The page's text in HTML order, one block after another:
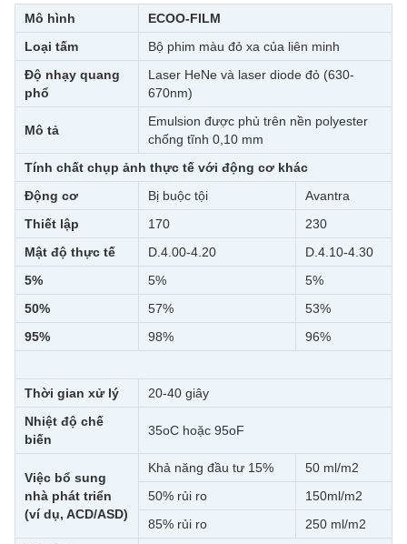
Mô hình
ECOO-FILM
Loại tấm
Bộ phim màu đỏ xa của liên minh
Độ nhạy quang
phổ
Laser HeNe và laser diode đỏ (630-
670nm)
Mô tả
Emulsion được phủ trên nền polyester
chống tĩnh 0,10 mm
Tính chất chụp ảnh thực tế với động cơ khác
Động cơ
Bị buộc tội
Avantra
Thiết lập
170
230
Mật độ thực tế
D.4.00-4.20
D.4.10-4.30
5%
5%
5%
50%
57%
53%
95%
98% 96%
Thời gian xử lý
20-40 giây
Nhiệt độ chế
biến
35oC hoặc 95oF
Việc bổ sung
nhà phát triển
(ví dụ, ACD/ASD)
Khả năng đầu tư 15%
50 ml/m2
50% rủi ro
150ml/m2
85% rủi ro
250 ml/m2